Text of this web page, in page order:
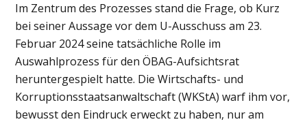
Im Zentrum des Prozesses stand die Frage, ob Kurz
bei seiner Aussage vor dem U-Ausschuss am 23.
Februar 2024 seine tatsächliche Rolle im
Auswahlprozess für den ÖBAG-Aufsichtsrat
heruntergespielt hatte. Die Wirtschafts- und
Korruptionsstaatsanwaltschaft (WKStA) warf ihm vor,
bewusst den Eindruck erweckt zu haben, nur am